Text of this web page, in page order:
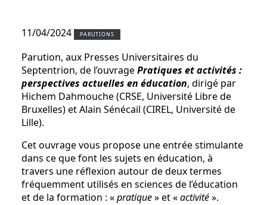
11/04/2024 PARUTIONS
Parution, aux Presses Universitaires du
Septentrion, de l’ouvragePratiques et activités :
perspectives actuelles en éducation, dirigé par
Hichem Dahmouche (CRSE, Université Libre de
Bruxelles) et Alain Sénécail (CIREL, Université de
Lille).
Cet ouvrage vous propose une entrée stimulante
dans ce que font les sujets en éducation, à
travers une réflexion autour de deux termes
fréquemment utilisés en sciences de l’éducation
et de la formation : «pratique» et «activité».